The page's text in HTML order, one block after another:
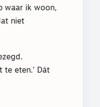
waar ik woon,
niet
te eten.’ Dát